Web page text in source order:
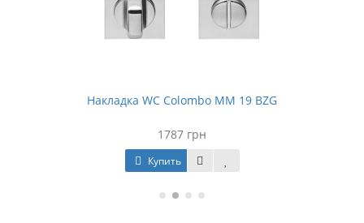
Накладка WC Colombo MM 19 BZG
1787 грн
Купить